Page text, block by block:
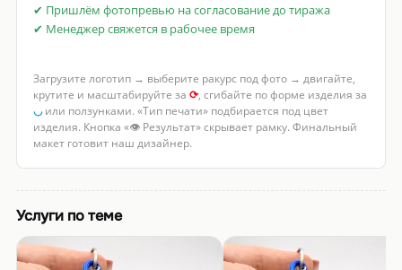
✔ Пришлём фотопревью на согласование до тиража
✔ Менеджер свяжется в рабочее время
Загрузите логотип → выберите ракурс под фото → двигайте,
крутите и масштабируйте за ⟳, сгибайте по форме изделия за
◡или ползунками. «Тип печати» подбирается под цвет
изделия. Кнопка «👁 Результат» скрывает рамку. Финальный
макет готовит наш дизайнер.
Услуги по теме